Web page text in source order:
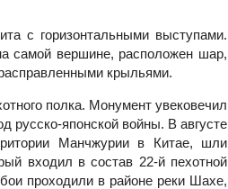
с горизонтальными выступами.
самой вершине, расположен шар,
крыльями.
полка. Монумент увековечил
русско-японской войны. В августе
Манчжурии в Китае, шли
входил в состав 22-й пехотной
проходили в районе реки Шахе,